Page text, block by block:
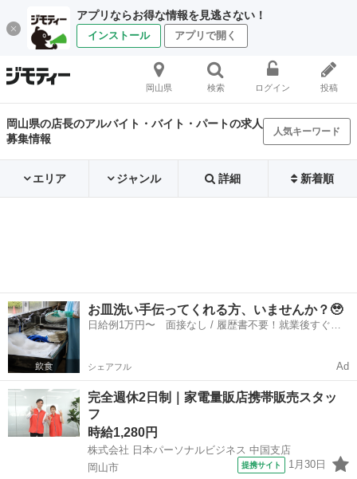
アプリならお得な情報を見逃さない！
インストール アプリで開く
岡山県 検索 ログイン 投稿
岡山県の店長のアルバイト・バイト・パートの求人
募集情報
人気キーワード
エリア ジャンル 詳細 新着順
お皿洗い手伝ってくれる方、いませんか？🥹
日給例1万円〜 面接なし / 履歴書不要！就業後すぐに
シェアフル Ad
完全週休2日制｜家電量販店携帯販売スタッ
フ
時給1,280円
株式会社 日本パーソナルビジネス 中国支店
岡山市
提携サイト 1月30日